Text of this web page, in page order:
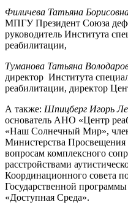
Филичева Татьяна
МПГУ Президент Союза
руководитель Института
реабилитации,
Туманова Татьяна
директор Института
реабилитации, директор
А также: Шпицберг Игорь
основатель АНО «Центр
«Наш Солнечный Мир»,
Министерства
вопросам комплексного
расстройствами
Координационного совета
Государственной
«Доступная Среда».